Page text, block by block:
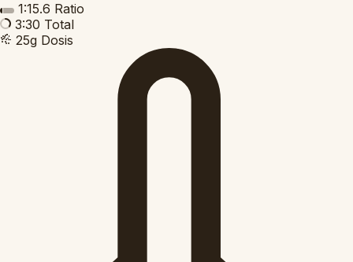
1:15.6 Ratio
3:30 Total
25g Dosis